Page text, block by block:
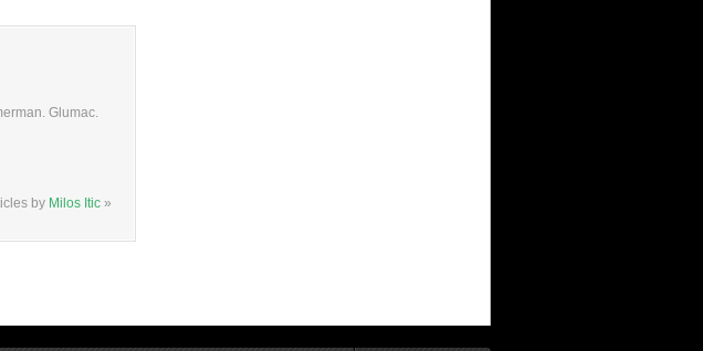
Glumac.
by Milos Itic »